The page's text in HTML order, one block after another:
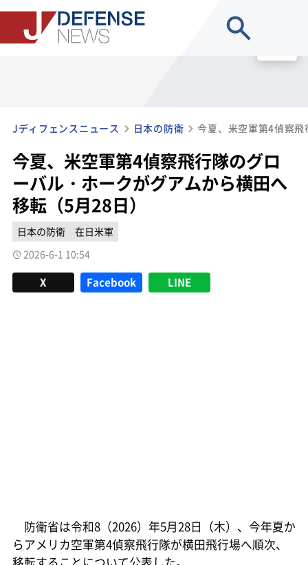
Jディフェンスニュース 日本の防衛
今夏、米空軍第4偵察飛行隊のグロ
ーバル・ホークがグアムから横田へ
移転（5月28日）
日本の防衛
在日米軍
2026-6-1 10:54
X Facebook LINE
防衛省は令和8（2026）年5月28日（木）、今年夏か
らアメリカ空軍第4偵察飛行隊が横田飛行場へ順次、